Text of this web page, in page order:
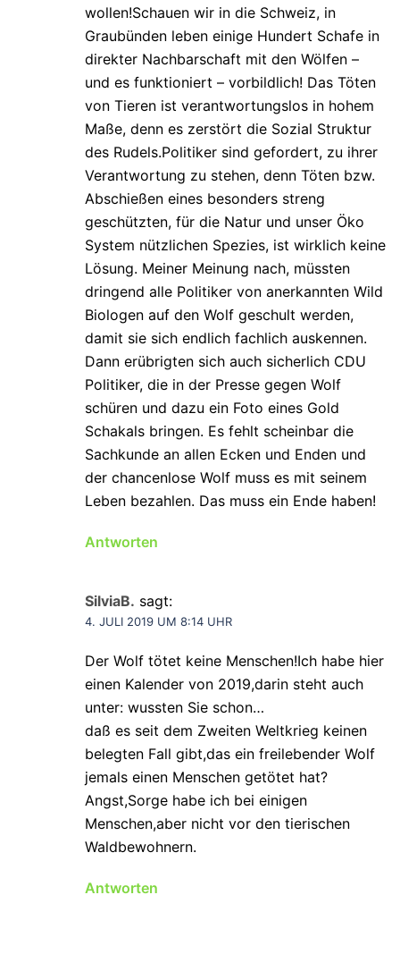
wollen!Schauen wir in die Schweiz, in
Graubünden leben einige Hundert Schafe in
direkter Nachbarschaft mit den Wölfen –
und es funktioniert – vorbildlich! Das Töten
von Tieren ist verantwortungslos in hohem
Maße, denn es zerstört die Sozial Struktur
des Rudels.Politiker sind gefordert, zu ihrer
Verantwortung zu stehen, denn Töten bzw.
Abschießen eines besonders streng
geschützten, für die Natur und unser Öko
System nützlichen Spezies, ist wirklich keine
Lösung. Meiner Meinung nach, müssten
dringend alle Politiker von anerkannten Wild
Biologen auf den Wolf geschult werden,
damit sie sich endlich fachlich auskennen.
Dann erübrigten sich auch sicherlich CDU
Politiker, die in der Presse gegen Wolf
schüren und dazu ein Foto eines Gold
Schakals bringen. Es fehlt scheinbar die
Sachkunde an allen Ecken und Enden und
der chancenlose Wolf muss es mit seinem
Leben bezahlen. Das muss ein Ende haben!
Antworten
SilviaB. sagt:
4. JULI 2019 UM 8:14 UHR
Der Wolf tötet keine Menschen!Ich habe hier
einen Kalender von 2019,darin steht auch
unter: wussten Sie schon…
daß es seit dem Zweiten Weltkrieg keinen
belegten Fall gibt,das ein freilebender Wolf
jemals einen Menschen getötet hat?
Angst,Sorge habe ich bei einigen
Menschen,aber nicht vor den tierischen
Waldbewohnern.
Antworten